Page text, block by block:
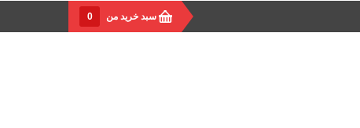
سبد خرید من 0